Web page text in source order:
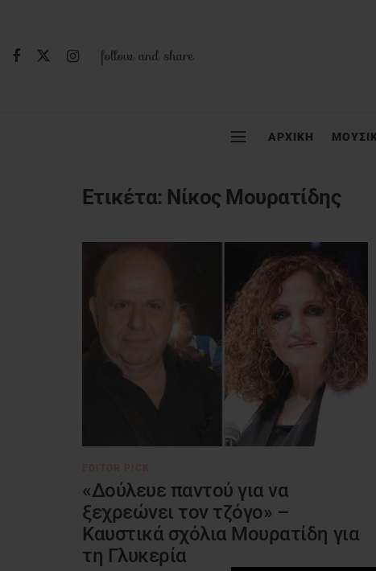
follow and share
ΑΡΧΙΚΗ
Ετικέτα: Νίκος Μουρατίδης
«Δούλευε παντού για να
ξεχρεώνει τον τζόγο» –
Καυστικά σχόλια Μουρατίδη για
τη Γλυκερία